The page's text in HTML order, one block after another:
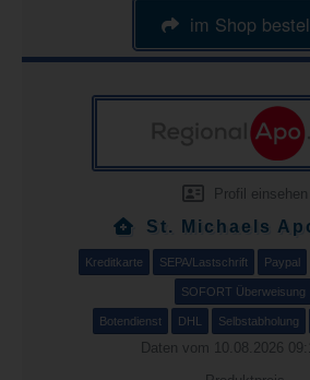
im Shop
Profil einsehen
St. Michaels
Kreditkarte SEPA/Lastschrift Paypal
SOFORT Überweisung
Botendienst DHL Selbstabholung
Daten vom 10.08.2026